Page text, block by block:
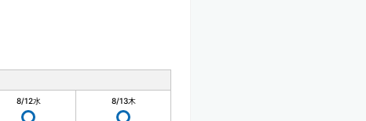
8/12水 8/13木